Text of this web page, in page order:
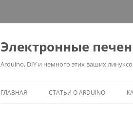
Электронные
Arduino, DIY и немного этих ваших
ГЛАВНАЯ СТАТЬИ О ARDUINO